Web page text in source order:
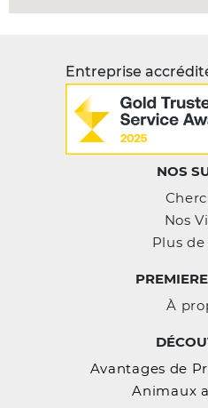
NOS
Nos
Plus
À
Avantages de
Animaux
Entreprise